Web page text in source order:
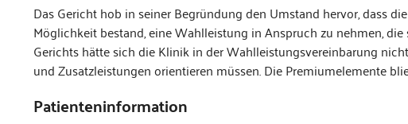
Das Gericht hob in seiner Begründung den Umstand hervor, dass
Möglichkeit bestand, eine Wahlleistung in Anspruch zu nehmen,
Gerichts hätte sich die Klinik in der Wahlleistungsvereinbarung
und Zusatzleistungen orientieren müssen. Die Premiumelemente
Patienteninformation